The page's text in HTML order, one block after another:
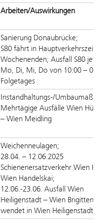
Arbeiten/Auswirkungen
Sanierung Donaubrücke;
S80 fährt in Hauptverkehrszeit
Wochenenden; Ausfall S80
Mo, Di, Mi, Do von 10:00 –
Folgetages
Instandhaltungs-/
Mehrtägige Ausfälle Wien
– Wien Meidling
Weichenneulagen;
28.04. – 12.06.2025
Schienenersatzverkehr Wien
Wien Handelskai;
12.06.-23.06. Ausfall Wien
Heiligenstadt – Wien
wendet in Wien Heiligenstadt